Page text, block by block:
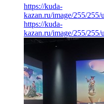
https://kuda-
kazan.ru/image/255/
https://kuda-
kazan.ru/image/255/